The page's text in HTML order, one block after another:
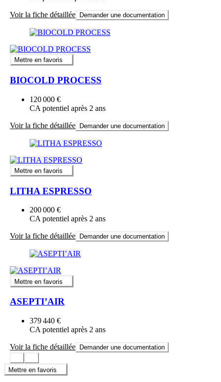
Voir la fiche détaillée Demander une documentation
Mettre en favoris
BIOCOLD PROCESS
120 000 €
CA potentiel après 2 ans
Voir la fiche détaillée Demander une documentation
Mettre en favoris
LITHA ESPRESSO
200 000 €
CA potentiel après 2 ans
Voir la fiche détaillée Demander une documentation
Mettre en favoris
ASEPTI’AIR
379 440 €
CA potentiel après 2 ans
Voir la fiche détaillée Demander une documentation
Mettre en favoris